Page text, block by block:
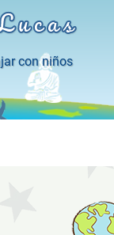
con niños